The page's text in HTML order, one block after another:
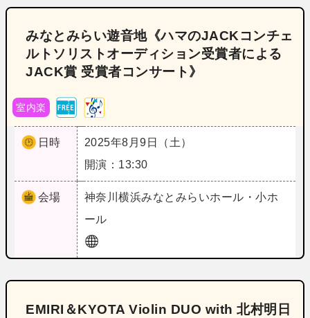
みなとみらい遊音地《ハマのJACKコンチェ
ルトソリストオーディション受賞者による
JACK賞 受賞者コンサート》
室内楽
日時
2025年8月9日（土）
開演：13:30
会場 神奈川横浜みなとみらいホール・小ホ
ール
EMIRI＆KYOTA Violin DUO with 北村明日